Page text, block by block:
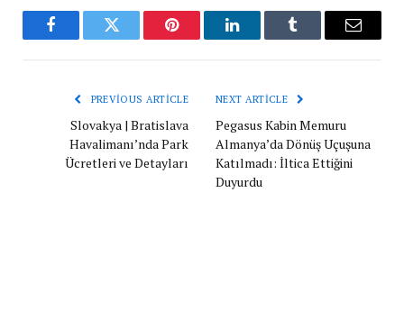
FacebookTwitter Pinterest LinkedInTumblr Email
PREVIOUS ARTICLE
Slovakya | Bratislava
Havalimanı’nda Park
Ücretleri ve Detayları
NEXT ARTICLE
Pegasus Kabin Memuru
Almanya’da Dönüş Uçuşuna
Katılmadı: İltica Ettiğini
Duyurdu